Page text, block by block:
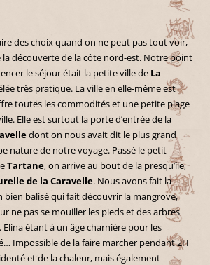
des choix quand on ne peut pas tout voir,
découverte de la côte nord-est. Notre point
le séjour était la petite ville de La
très pratique. La ville en elle-même est
toutes les commodités et une petite plage
Elle est surtout la porte d’entrée de la
dont on nous avait dit le plus grand
nature de notre voyage. Passé le petit
Tartane, on arrive au bout de la presqu’île,
de la Caravelle. Nous avons fait la
bien balisé qui fait découvrir la mangrove,
ne pas se mouiller les pieds et des arbres
étant à un âge charnière pour les
Impossible de la faire marcher pendant 2H
et de la chaleur, mais également